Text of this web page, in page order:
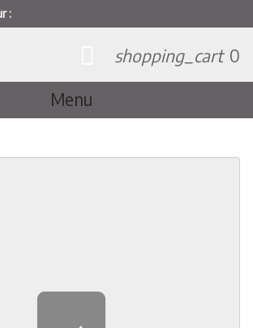
:
Menu
shopping_cart 0